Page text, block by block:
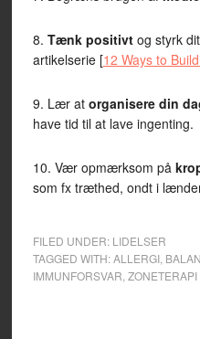
8. Tænk positivtog styrk
artikelserie [12 Ways to
9. Lær at organisere din
have tid til at lave ingenting.
10. Vær opmærksom på
som fx træthed, ondt i
FILED UNDER: LIDELSER
TAGGED WITH:ALLERGI,
IMMUNFORSVAR ZONETERAPI